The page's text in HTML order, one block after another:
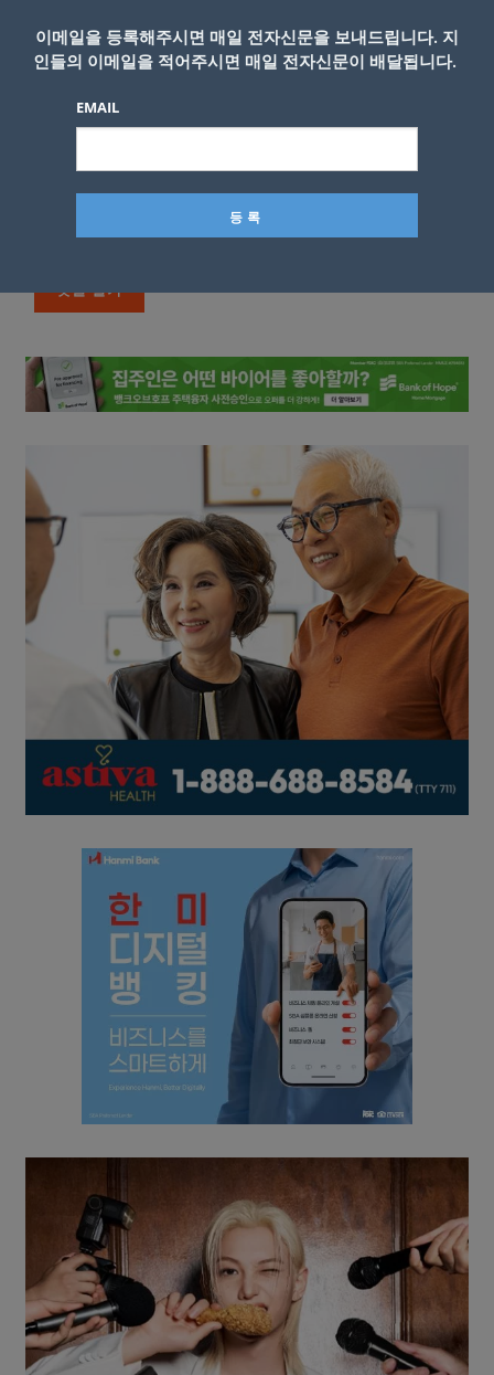
이메일을 등록해주시면 매일 전자신문을 보내드립니다. 지
인들의 이메일을 적어주시면 매일 전자신문이 배달됩니다.
EMAIL